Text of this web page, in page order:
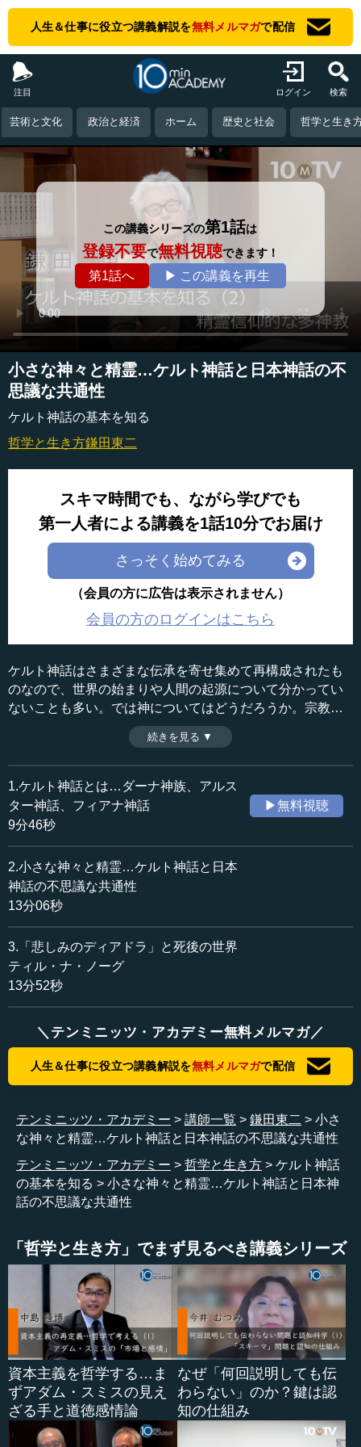
人生＆仕事に役立つ講義解説を無料メルマガで配信
注目 ログイン 検索
芸術と文化 政治と経済 ホーム 歴史と社会 哲学と生き
この講義シリーズの第1話は
登録不要で無料視聴できます！
第1話へ ▶ この講義を再生
小さな神々と精霊…ケルト神話と日本神話の不
思議な共通性
ケルト神話の基本を知る
哲学と生き方鎌田東二
スキマ時間でも、ながら学びでも
第一人者による講義を1話10分でお届け
さっそく始めてみる
（会員の方に広告は表示されません）
会員の方のログインはこちら
ケルト神話はさまざまな伝承を寄せ集めて再構成されたも
のなので、世界の始まりや人間の起源について分かってい
ないことも多い。では神についてはどうだろうか。宗教学
的分類でいうと多神教で、アニミズム的要素を持っている
神話の伝承群だという。そこで今回は、ギリシア神話や日
本神話と比較しながら、ケルト神話の輪郭として英雄ク
ー・ホリンの物語、フィアナ騎士団の話、オシーンの物語
について解説し、日本とのつながりを考える。（全3話中2
話）
収録日：2022年4月12日
追加日：2023年7月30日
カテゴリー：
歴史・民族
≪全文≫
●人間の始まりも世界の始まりもはっきりしないケル
―― そのような中で、人間の始まりはどのように描かれ
るのでしょうか。
みたいなものがはっきりとしません。なので、人間の始ま
りというのも、そういう意味でケルト神話の場合にははっ
きりとしません。
というものがあります。高天原が原始の混沌のようなとこ
ろからできてきたとか、天地開闢と神々の立ち現れと、そ
の神々の子孫である人間の世界とか、人間が住むところの
葦原の中つ国の国土が大八洲国（オオヤシマノクニ）とし
てできたとか、明確なつながりが非常にわかりやすく『古
す。
ところが、ケルト神話の場合は断片的な伝承の寄せ集め
をして、再構築をしなければいけません。そのため、人間
の始まりもよく分からないし、世界の始まりもよく分から
ない。つまり、欠損部分を含んでいる。神話がもともとあ
ったと思われますけれど、そのもともとあったものが全部
拾われて、全部体系的に伝承されているわけではないので
す。その非常に偏った一部分の神話を集めてきて、その中
にあるケルト神話としてわれわれが再構成している。その
ようなものですから、そんなに簡単に、日本神話のように
続きを見る ▼
1.ケルト神話とは…ダーナ神族、アルス
ター神話、フィアナ神話
9分46秒
▶無料視聴
2.小さな神々と精霊…ケルト神話と日本
神話の不思議な共通性
13分06秒
3.「悲しみのディアドラ」と死後の世界
ティル・ナ・ノーグ
13分52秒
＼テンミニッツ・アカデミー無料メルマガ／
人生＆仕事に役立つ講義解説を無料メルマガで配信
テンミニッツ・アカデミー 講師一覧 鎌田東二
小さ
な神々と精霊…ケルト神話と日本神話の不思議な共通性
テンミニッツ・アカデミー
哲学と生き方
ケルト神話
の基本を知る
小さな神々と精霊…ケルト神話と日本神
話の不思議な共通性
「哲学と生き方」でまず見るべき講義シリーズ
資本主義を哲学する…ま
ずアダム・スミスの見え
ざる手と道徳感情論
なぜ「何回説明しても伝
わらない」のか？鍵は認
知の仕組み